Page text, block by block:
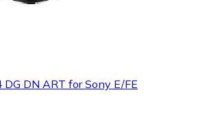
DN ART for Sony E/FE